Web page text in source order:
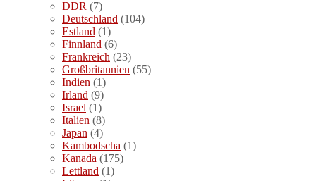
DDR (7)
Deutschland (104)
Estland (1)
Finnland (6)
Frankreich (23)
Großbritannien (55)
Indien (1)
Irland (9)
Israel (1)
Italien (8)
Japan (4)
Kambodscha (1)
Kanada (175)
Lettland (1)